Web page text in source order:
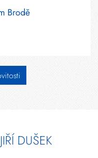
Brodě
DUŠEK